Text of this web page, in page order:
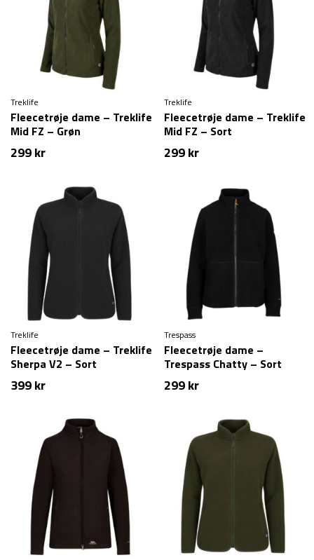
Treklife
Fleecetrøje dame – Treklife
Mid FZ – Grøn
299kr
Treklife
Fleecetrøje dame – Treklife
Mid FZ – Sort
299kr
Treklife
Fleecetrøje dame – Treklife
Sherpa V2 – Sort
399kr
Trespass
Fleecetrøje dame –
Trespass Chatty – Sort
299kr